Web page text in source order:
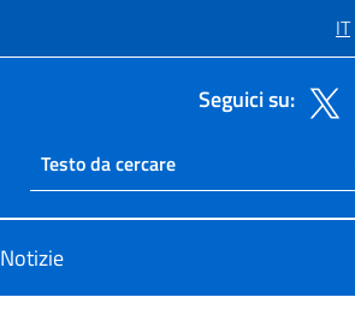
IT
Seguici su:
Ricerca sito live
Cerca nel sito
Notizie